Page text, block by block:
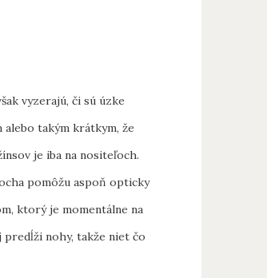
vyzerajú, či sú úzke
alebo takým krátkym, že
je iba na nositeľoch.
pomôžu aspoň opticky
ktorý je momentálne na
nohy, takže niet čo